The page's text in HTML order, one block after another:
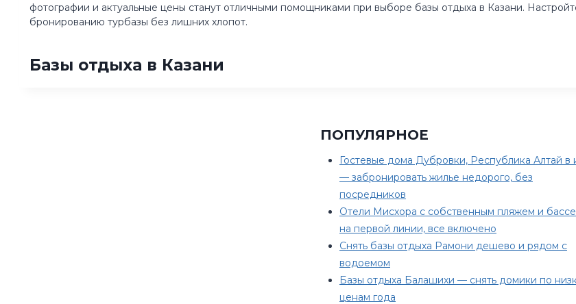
фотографии и актуальные цены станут отличными помощниками при выборе базы отдыха в Казани.
бронированию турбазы без лишних хлопот.
Базы отдыха в Казани
ПОПУЛЯРНОЕ
Гостевые дома Дубровки, Республика Алтай в
— забронировать жилье недорого, без
посредников
Отели Мисхора с собственным пляжем и
на первой линии, все включено
Снять базы отдыха Рамони дешево и рядом с
водоемом
Базы отдыха Балашихи — снять домики по
ценам года